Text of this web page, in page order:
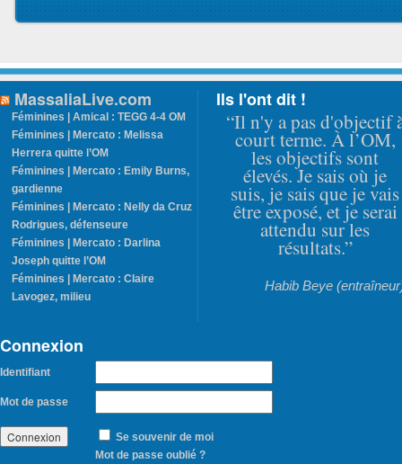
MassaliaLive.com
Féminines | Amical : TEGG 4-4 OM
Féminines | Mercato : Melissa
Herrera quitte l’OM
Féminines | Mercato : Emily Burns,
gardienne
Féminines | Mercato : Nelly da Cruz
Rodrigues, défenseure
Féminines | Mercato : Darlina
Joseph quitte l’OM
Féminines | Mercato : Claire
Lavogez, milieu
Ils l'ont dit !
“Il n'y a pas d'objectif
court terme. À l’OM,
les objectifs sont
élevés. Je sais où je
suis, je sais que je vais
être exposé, et je serai
attendu sur les
résultats.”
Habib Beye
Connexion
Identifiant
Mot de passe
Se souvenir de moi
Mot de passe oublié ?